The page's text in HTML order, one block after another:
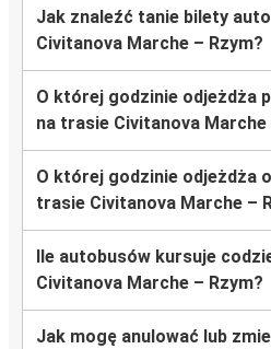
Jak znaleźć tanie bilety
Civitanova Marche – Rzym?
O której godzinie odjeżdża
na trasie Civitanova Marche
O której godzinie odjeżdża
trasie Civitanova Marche –
Ile autobusów kursuje
Civitanova Marche – Rzym?
Jak mogę anulować lub